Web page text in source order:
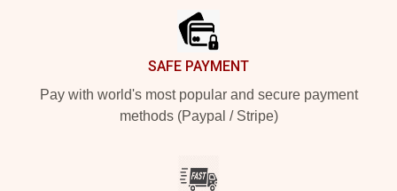
SAFE PAYMENT
Pay with world's most popular and secure payment
methods (Paypal / Stripe)